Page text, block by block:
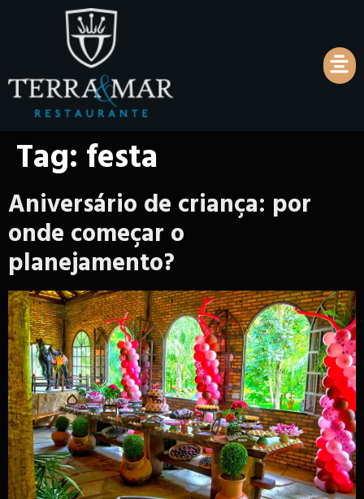
Tag: festa
Aniversário de criança: por
onde começar o
planejamento?